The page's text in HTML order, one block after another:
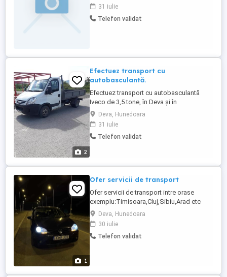
31 iulie
Telefon validat
2
Efectuez transport cu
autobasculantă.
Efectuez transport cu autobasculantă
Iveco de 3,5 tone, în Deva și în
împrejurimi...
Deva, Hunedoara
31 iulie
Telefon validat
1
Ofer servicii de transport
Ofer servicii de transport intre orase
exemplu:Timisoara,Cluj,Sibiu,Arad etc
Masina personala:Volkswagen Golf 5 din
anul 2005 asigur confort,siguranta si
prudenta la drum Loc de plecare:Deva si
imprejurimi pretul difera de orasul in care
Deva, Hunedoara
30 iulie
Telefon validat